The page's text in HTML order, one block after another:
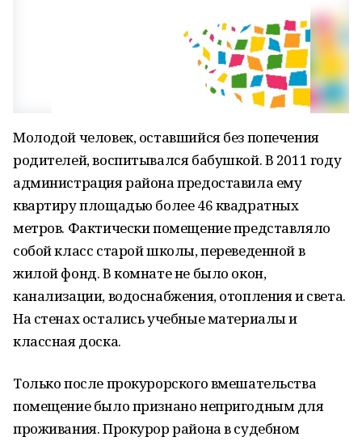
Молодой человек, оставшийся без попечения
родителей, воспитывался бабушкой. В 2011 году
администрация района предоставила ему
квартиру площадью более 46 квадратных
метров. Фактически помещение представляло
собой класс старой школы, переведенной в
жилой фонд. В комнате не было окон,
канализации, водоснабжения, отопления и света.
На стенах остались учебные материалы и
классная доска.
Только после прокурорского вмешательства
помещение было признано непригодным для
проживания. Прокурор района в судебном